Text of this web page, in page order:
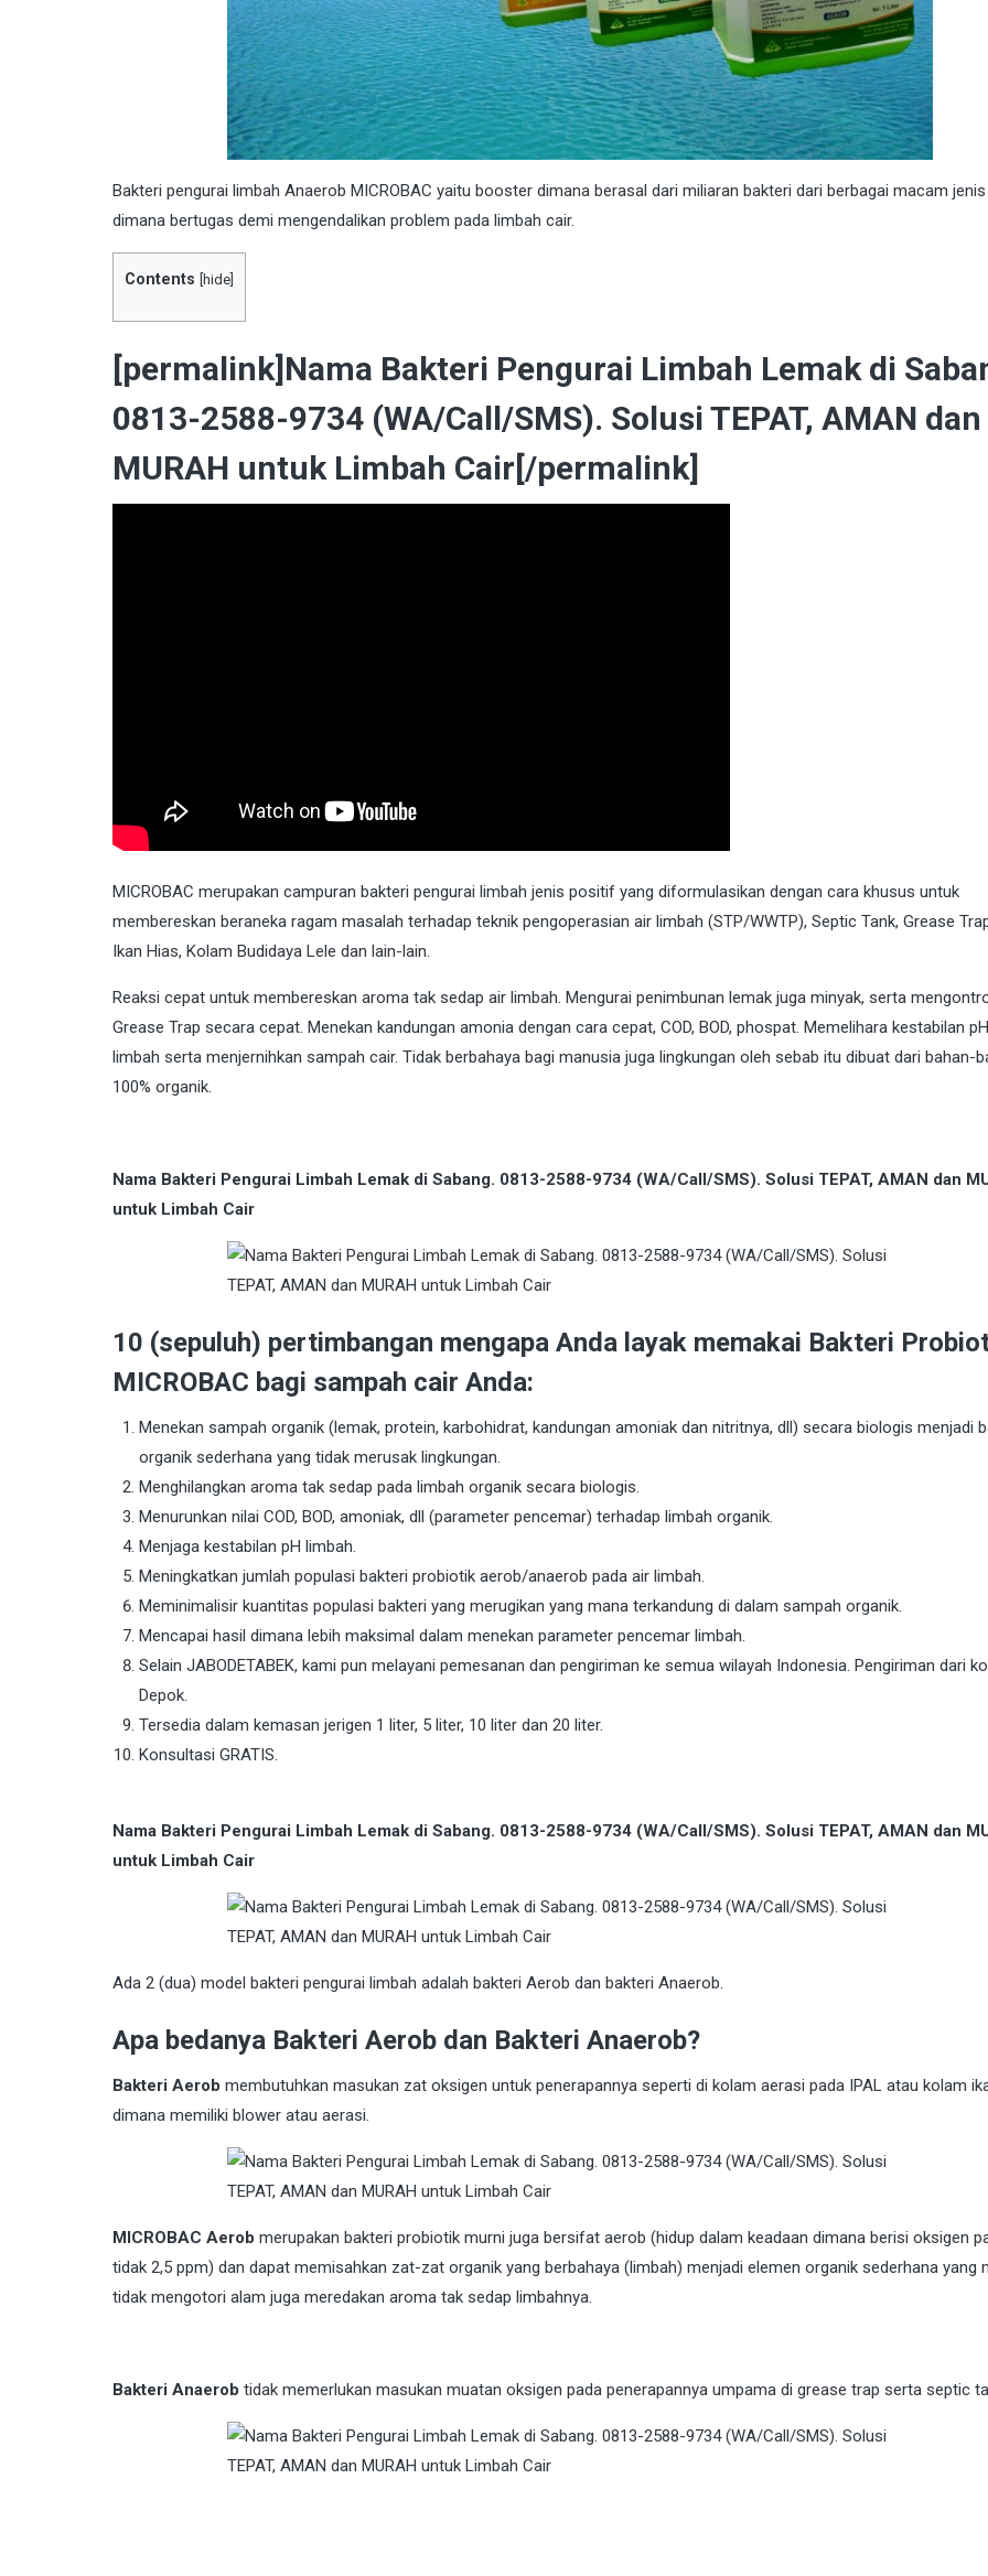
Bakteri pengurai limbah Anaerob MICROBAC yaitu booster dimana berasal dari miliaran bakteri dari berbagai macam
dimana bertugas demi mengendalikan problem pada limbah cair.
Contents hide
[permalink]Nama Bakteri Pengurai Limbah Lemak di
0813-2588-9734 (WA/Call/SMS). Solusi TEPAT, AMAN dan
MURAH untuk Limbah Cair[/permalink]
MICROBAC merupakan campuran bakteri pengurai limbah jenis positif yang diformulasikan dengan cara khusus untuk
membereskan beraneka ragam masalah terhadap teknik pengoperasian air limbah (STP/WWTP), Septic Tank, Grease
Ikan Hias, Kolam Budidaya Lele dan lain-lain.
Reaksi cepat untuk membereskan aroma tak sedap air limbah. Mengurai penimbunan lemak juga minyak, serta
Grease Trap secara cepat. Menekan kandungan amonia dengan cara cepat, COD, BOD, phospat. Memelihara kestabilan
limbah serta menjernihkan sampah cair. Tidak berbahaya bagi manusia juga lingkungan oleh sebab itu dibuat dari bahan-
100% organik.
Nama Bakteri Pengurai Limbah Lemak di Sabang. 0813-2588-9734 (WA/Call/SMS). Solusi TEPAT, AMAN dan
untuk Limbah Cair
10 (sepuluh) pertimbangan mengapa Anda layak memakai Bakteri
MICROBAC bagi sampah cair Anda:
Menekan sampah organik (lemak, protein, karbohidrat, kandungan amoniak dan nitritnya, dll) secara biologis menjadi
organik sederhana yang tidak merusak lingkungan.
Menghilangkan aroma tak sedap pada limbah organik secara biologis.
Menurunkan nilai COD, BOD, amoniak, dll (parameter pencemar) terhadap limbah organik.
Menjaga kestabilan pH limbah.
Meningkatkan jumlah populasi bakteri probiotik aerob/anaerob pada air limbah.
Meminimalisir kuantitas populasi bakteri yang merugikan yang mana terkandung di dalam sampah organik.
Mencapai hasil dimana lebih maksimal dalam menekan parameter pencemar limbah.
Selain JABODETABEK, kami pun melayani pemesanan dan pengiriman ke semua wilayah Indonesia. Pengiriman dari
Depok.
Tersedia dalam kemasan jerigen 1 liter, 5 liter, 10 liter dan 20 liter.
Konsultasi GRATIS.
Nama Bakteri Pengurai Limbah Lemak di Sabang. 0813-2588-9734 (WA/Call/SMS). Solusi TEPAT, AMAN dan
untuk Limbah Cair
Ada 2 (dua) model bakteri pengurai limbah adalah bakteri Aerob dan bakteri Anaerob.
Apa bedanya Bakteri Aerob dan Bakteri Anaerob?
Bakteri Aerob membutuhkan masukan zat oksigen untuk penerapannya seperti di kolam aerasi pada IPAL atau kolam
dimana memiliki blower atau aerasi.
MICROBAC Aerob merupakan bakteri probiotik murni juga bersifat aerob (hidup dalam keadaan dimana berisi oksigen
tidak 2,5 ppm) dan dapat memisahkan zat-zat organik yang berbahaya (limbah) menjadi elemen organik sederhana yang
tidak mengotori alam juga meredakan aroma tak sedap limbahnya.
Bakteri Anaerob tidak memerlukan masukan muatan oksigen pada penerapannya umpama di grease trap serta septic